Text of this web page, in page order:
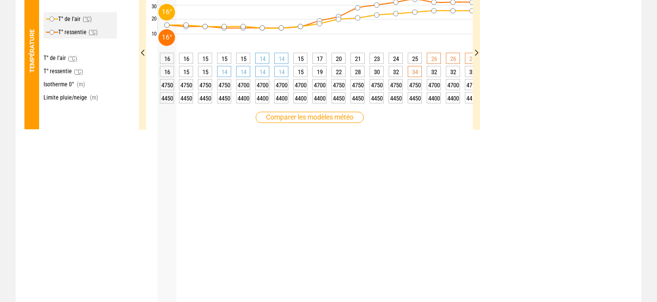
TEMPÉRATURE
T° de l'air (°C)
T° ressentie (°C)
T° de l'air (°C)
T° ressentie (°C)
Isotherme 0° (m)
Limite pluie/neige (m)
Comparer les modèles météo
30
20
10
16 16 15 15 15 14 14 15 17 20 21 23 24 25 26 26 26
16
15 15 14 14 14 14 15 19 22 28 30 32 34 32 32 32
4750
4750 4750 4750 4700 4700 4700 4700 4700 4750 4750 4750 4750 4750 4700 4700 4750
4450
4450 4450 4450 4400 4400 4400 4400 4400 4450 4450 4450 4450 4450 4400 4400 4450
16°
16°